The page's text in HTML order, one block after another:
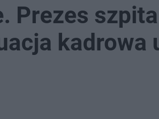
Prezes
kadrowa